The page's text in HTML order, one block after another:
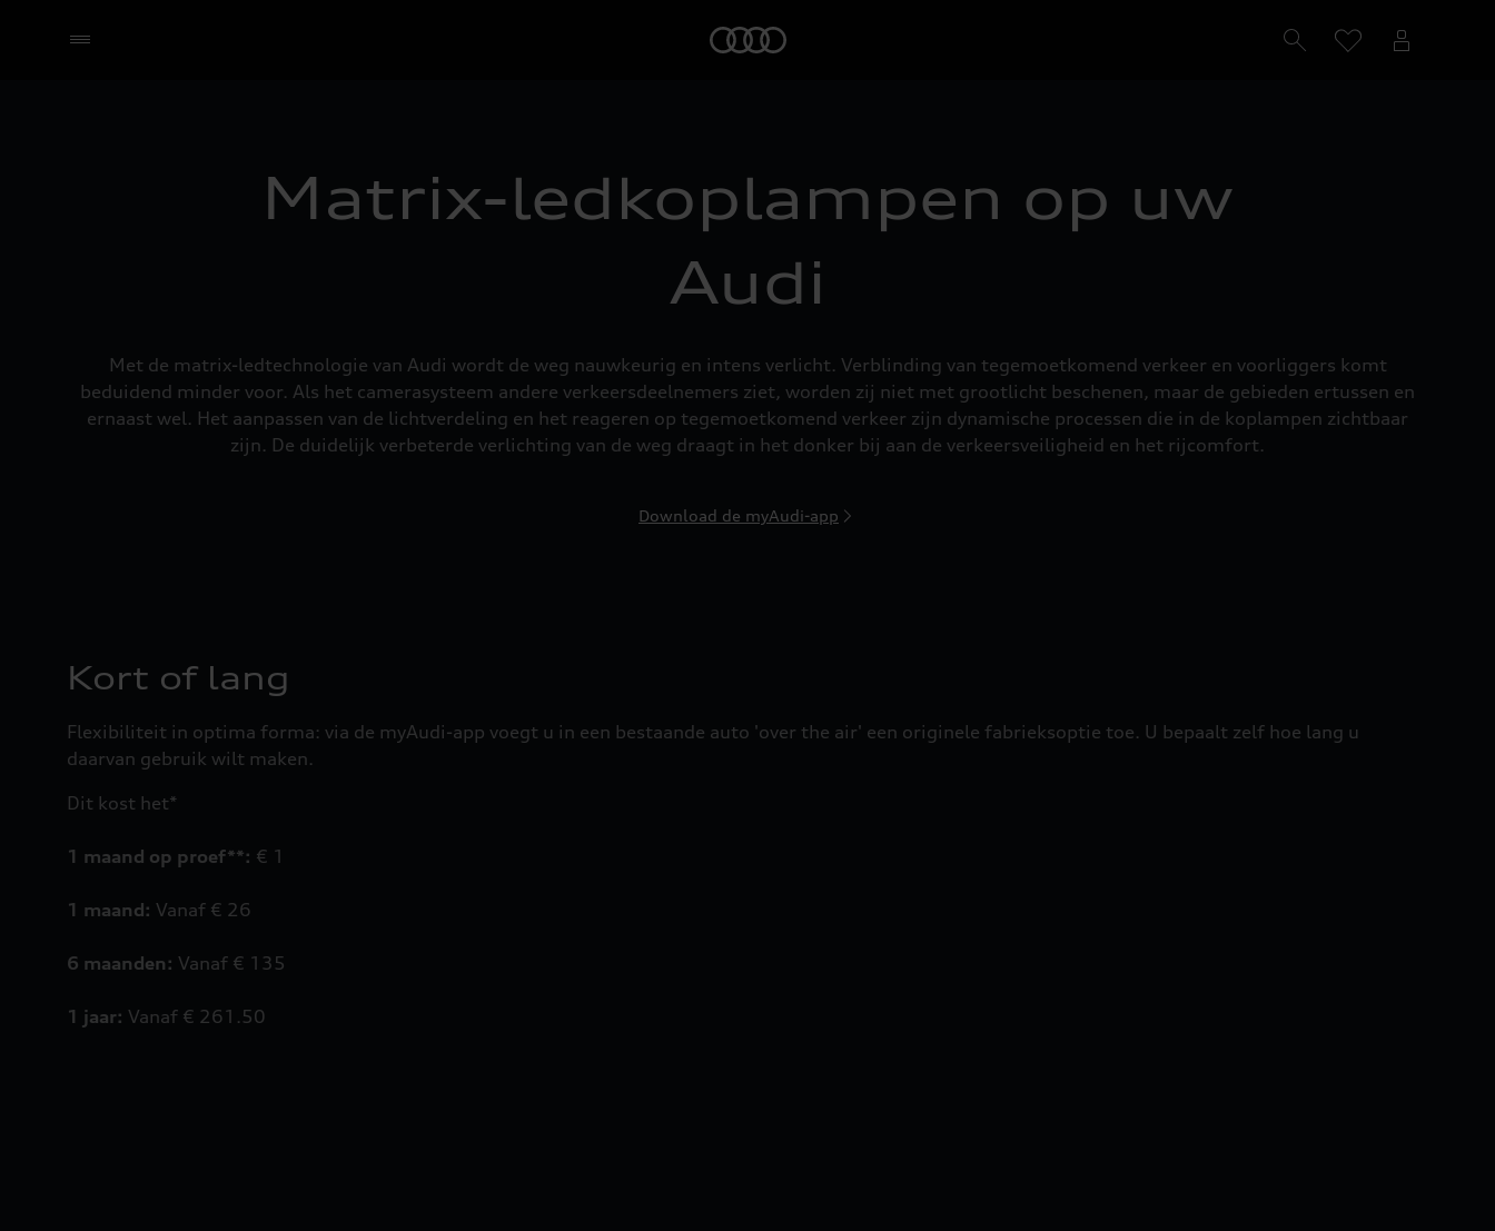
Matrix-ledkoplampen op uw
Audi
Met de matrix-ledtechnologie van Audi wordt de weg nauwkeurig en intens verlicht. Verblinding van tegemoetkomend verkeer en voorliggers komt
beduidend minder voor. Als het camerasysteem andere verkeersdeelnemers ziet, worden zij niet met grootlicht beschenen, maar de gebieden ertussen en
ernaast wel. Het aanpassen van de lichtverdeling en het reageren op tegemoetkomend verkeer zijn dynamische processen die in de koplampen zichtbaar
zijn. De duidelijk verbeterde verlichting van de weg draagt in het donker bij aan de verkeersveiligheid en het rijcomfort.
Download de myAudi-app
Kort of lang
Flexibiliteit in optima forma: via de myAudi-app voegt u in een bestaande auto 'over the air' een originele fabrieksoptie toe. U bepaalt zelf hoe lang u
daarvan gebruik wilt maken.
Dit kost het*
1 maand op proef**: € 1
1 maand: Vanaf € 26
6 maanden: Vanaf € 135
1 jaar: Vanaf € 261.50